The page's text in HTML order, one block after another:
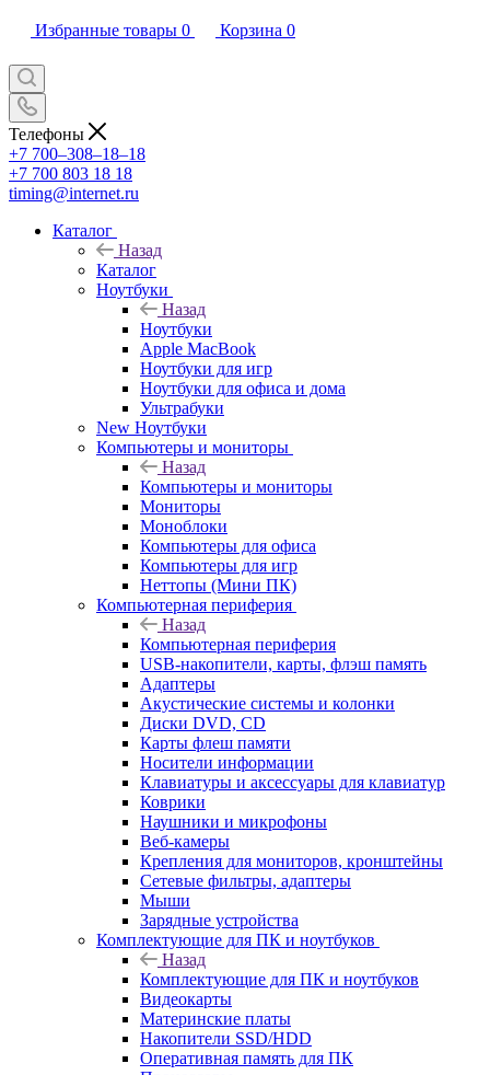
Избранные товары 0 Корзина 0
Телефоны
+7 700‒308‒18‒18
+7 700 803 18 18
timing@internet.ru
Каталог
Назад
Каталог
Ноутбуки
Назад
Ноутбуки
Apple MacBook
Ноутбуки для игр
Ноутбуки для офиса и дома
Ультрабуки
New Ноутбуки
Компьютеры и мониторы
Назад
Компьютеры и мониторы
Мониторы
Моноблоки
Компьютеры для офиса
Компьютеры для игр
Неттопы (Мини ПК)
Компьютерная периферия
Назад
Компьютерная периферия
USB-накопители, карты, флэш память
Адаптеры
Акустические системы и колонки
Диски DVD, CD
Карты флеш памяти
Носители информации
Клавиатуры и аксессуары для клавиатур
Коврики
Наушники и микрофоны
Веб-камеры
Крепления для мониторов, кронштейны
Сетевые фильтры, адаптеры
Мыши
Зарядные устройства
Комплектующие для ПК и ноутбуков
Назад
Комплектующие для ПК и ноутбуков
Видеокарты
Материнские платы
Накопители SSD/HDD
Оперативная память для ПК